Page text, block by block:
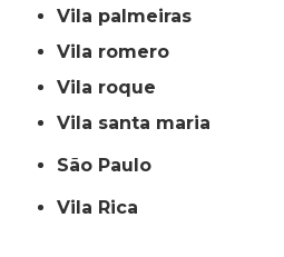
vila palmeiras
vila romero
vila roque
vila santa maria
São Paulo
Vila Rica